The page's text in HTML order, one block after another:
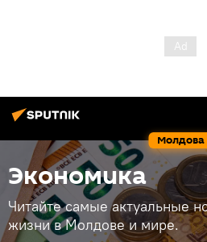
Молдова
Экономика
Читайте самые актуальные
жизни в Молдове и мире.